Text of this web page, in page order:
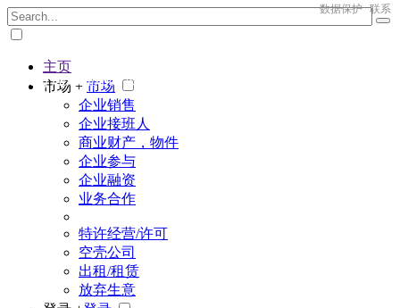
The big marketplace for business
数据保护 联系
主页
市场 + 市场
企业销售
企业接班人
商业财产，物件
企业参与
企业融资
业务合作
特许经营/许可
空壳公司
出租/租赁
放弃生意